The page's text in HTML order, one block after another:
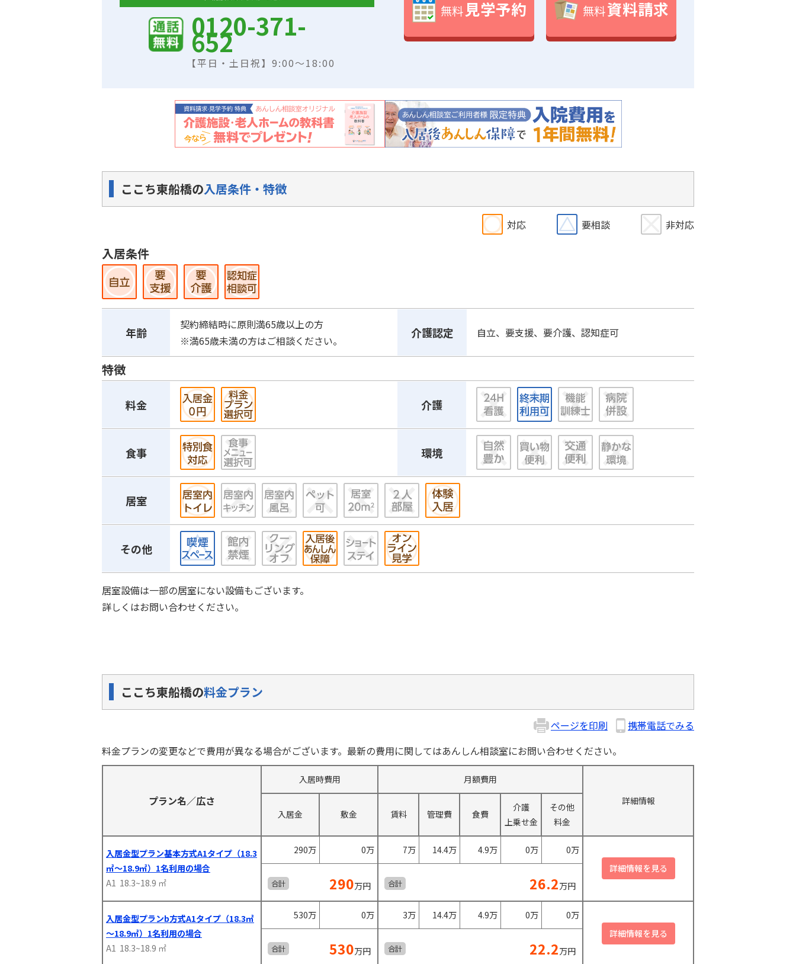
0120-371-
652
【平日・土日祝】9:00～18:00
無料 見学予約 無料資料請求
ここち東船橋の入居条件・特徴
対応 要相談 非対応
入居条件
年齢
契約締結時に原則満65歳以上の方
※満65歳未満の方はご相談ください。
介護認定 自立、要支援、要介護、認知症可
特徴
料金 介護
食事 環境
居室
その他
居室設備は一部の居室にない設備もございます。
詳しくはお問い合わせください。
ここち東船橋の料金プラン
ページを印刷
携帯電話でみる
料金プランの変更などで費用が異なる場合がございます。最新の費用に関してはあんしん相談室にお問い合わせください。
プラン名／広さ
入居時費用
月額費用
詳細情報
入居金
敷金 賃料 管理費 食費
介護
上乗せ金
その他
料金
入居金型プラン基本方式A1タイプ（18.3
㎡～18.9㎡）1名利用の場合
A1 18.3~18.9 ㎡
290万 0万 7万 14.4万 4.9万 0万 0万
合計 290万円 合計 26.2万円
入居金型プランb方式A1タイプ（18.3㎡
～18.9㎡）1名利用の場合
A1 18.3~18.9 ㎡
530万 0万 3万 14.4万 4.9万 0万 0万
合計 530万円 合計 22.2万円